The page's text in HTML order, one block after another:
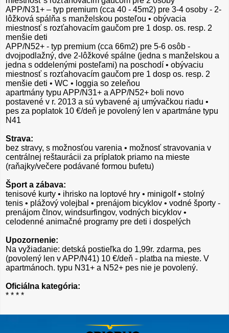
APP/N31+ – typ premium (cca 40 - 45m2) pre 3-4 osoby - 2-
lôžková spálňa s manželskou posteľou • obývacia
miestnosť s rozťahovacím gaučom pre 1 dosp. os. resp. 2
menšie deti
APP/N52+ - typ premium (cca 66m2) pre 5-6 osôb -
dvojpodlažný, dve 2-lôžkové spálne (jedna s manželskou a
jedna s oddelenými posteľami) na poschodí • obývaciu
miestnosť s rozťahovacím gaučom pre 1 dosp os. resp. 2
menšie deti • WC • loggia so zeleňou
apartmány typu APP/N31+ a APP/N52+ boli novo
postavené v r. 2013 a sú vybavené aj umývačkou riadu •
pes za poplatok 10 €/deň je povolený len v apartmáne typu
N41
Strava:
bez stravy, s možnosťou varenia • možnosť stravovania v
centrálnej reštaurácii za príplatok priamo na mieste
(raňajky/večere podávané formou bufetu)
Šport a zábava:
tenisové kurty • ihrisko na loptové hry • minigolf • stolný
tenis • plážový volejbal • prenájom bicyklov • vodné športy -
prenájom člnov, windsurfingov, vodných bicyklov •
celodenné animačné programy pre deti i dospelých
Upozornenie:
Na vyžiadanie: detská postieľka do 1,99r. zdarma, pes
(povolený len v APP/N41) 10 €/deň - platba na mieste. V
apartmánoch. typu N31+ a N52+ pes nie je povolený.
Oficiálna kategória:
* * * *